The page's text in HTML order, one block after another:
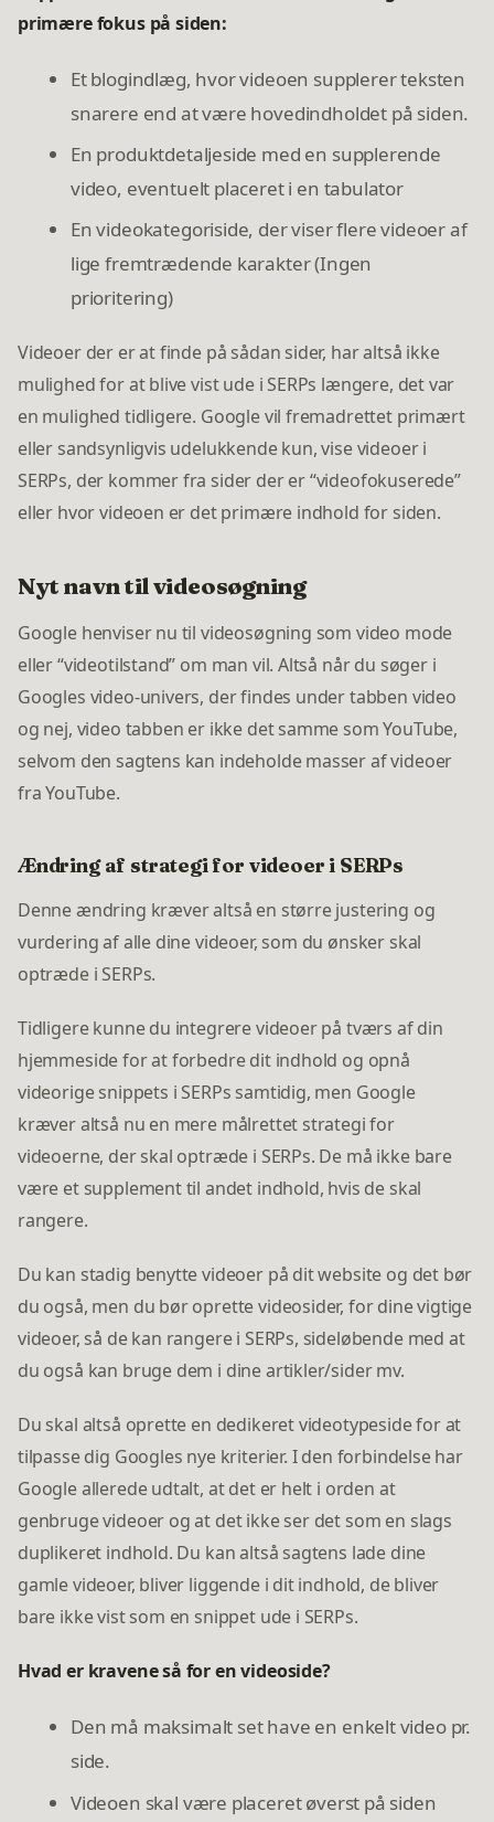
primære fokus på siden:
Et blogindlæg, hvor videoen supplerer teksten
snarere end at være hovedindholdet på siden.
En produktdetaljeside med en supplerende
video, eventuelt placeret i en tabulator
En videokategoriside, der viser flere videoer af
lige fremtrædende karakter (Ingen
prioritering)
Videoer der er at finde på sådan sider, har altså ikke
mulighed for at blive vist ude i SERPs længere, det var
en mulighed tidligere. Google vil fremadrettet primært
eller sandsynligvis udelukkende kun, vise videoer i
SERPs, der kommer fra sider der er “videofokuserede”
eller hvor videoen er det primære indhold for siden.
Nyt navn til videosøgning
Google henviser nu til videosøgning som video mode
eller “videotilstand” om man vil. Altså når du søger i
Googles video-univers, der findes under tabben video
og nej, video tabben er ikke det samme som YouTube,
selvom den sagtens kan indeholde masser af videoer
fra YouTube.
Ændring af strategi for videoer i SERPs
Denne ændring kræver altså en større justering og
vurdering af alle dine videoer, som du ønsker skal
optræde i SERPs.
Tidligere kunne du integrere videoer på tværs af din
hjemmeside for at forbedre dit indhold og opnå
videorige snippets i SERPs samtidig, men Google
kræver altså nu en mere målrettet strategi for
videoerne, der skal optræde i SERPs. De må ikke bare
være et supplement til andet indhold, hvis de skal
rangere.
Du kan stadig benytte videoer på dit website og det bør
du også, men du bør oprette videosider, for dine vigtige
videoer, så de kan rangere i SERPs, sideløbende med at
du også kan bruge dem i dine artikler/sider mv.
Du skal altså oprette en dedikeret videotypeside for at
tilpasse dig Googles nye kriterier. I den forbindelse har
Google allerede udtalt, at det er helt i orden at
genbruge videoer og at det ikke ser det som en slags
duplikeret indhold. Du kan altså sagtens lade dine
gamle videoer, bliver liggende i dit indhold, de bliver
bare ikke vist som en snippet ude i SERPs.
Hvad er kravene så for en videoside?
Den må maksimalt set have en enkelt video pr.
side.
Videoen skal være placeret øverst på siden